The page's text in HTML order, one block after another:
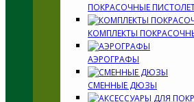
ПОКРАСОЧНЫЕ
КОМПЛЕКТЫ
АЭРОГРАФЫ
СМЕННЫЕ ДЮЗЫ